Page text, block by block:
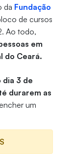
da Fundação
de cursos
Ao todo,
em
do Ceará.
dia 3 de
durarem as
um